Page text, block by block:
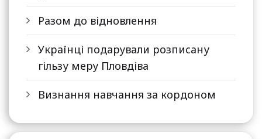
Разом до відновлення
Українці подарували розписану
гільзу меру Пловдіва
Визнання навчання за кордоном